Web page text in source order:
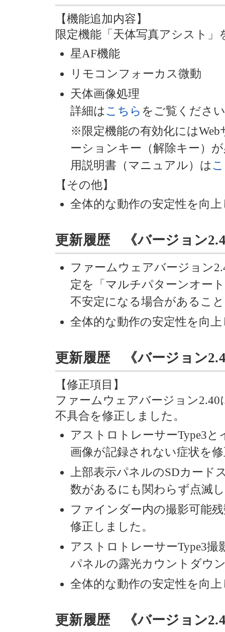
【機能追加内容】
限定機能「天体写真アシスト」
星AF機能
リモコンフォーカス微動
天体画像処理
詳細は こちら をご覧くださ
※限定機能の有効化には
ーションキー（解除キー）
用説明書（マニュアル）は
【その他】
全体的な動作の安定性を向
更新履歴 《バージョン
ファームウェアバージョン
定を「マルチパターンオー
不安定になる場合があるこ
全体的な動作の安定性を向
更新履歴 《バージョン
【修正項目】
ファームウェアバージョン
不具合を修正しました。
アストロトレーサーType3
画像が記録されない症状を
上部表示パネルのSDカー
数があるにも関わらず点滅
ファインダー内の撮影可能
修正しました。
アストロトレーサーType3
パネルの露光カウントダウ
全体的な動作の安定性を向
更新履歴 《バージョン